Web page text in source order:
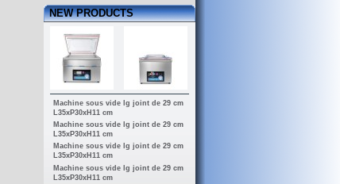
NEW PRODUCTS
Machine sous vide lg joint de 29 cm
L35xP30xH11 cm
Machine sous vide lg joint de 29 cm
L35xP30xH11 cm
Machine sous vide lg joint de 29 cm
L35xP30xH11 cm
Machine sous vide lg joint de 29 cm
L35xP30xH11 cm